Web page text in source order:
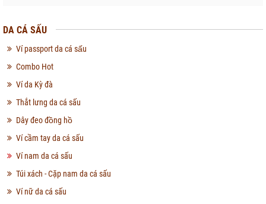
DA CÁ SẤU
Ví passport da cá sấu
Combo Hot
Ví da Kỳ đà
Thắt lưng da cá sấu
Dây đeo đồng hồ
Ví cầm tay da cá sấu
Ví nam da cá sấu
Túi xách - Cặp nam da cá sấu
Ví nữ da cá sấu